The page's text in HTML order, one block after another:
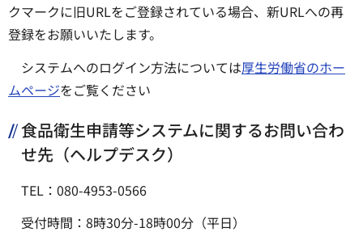
クマークに旧URLをご登録されている場合、新URLへの再
登録をお願いいたします。
システムへのログイン方法については厚生労働省のホー
ムページをご覧ください
食品衛生申請等システムに関するお問い合わ
せ先（ヘルプデスク）
TEL：080-4953-0566
受付時間：8時30分-18時00分（平日）